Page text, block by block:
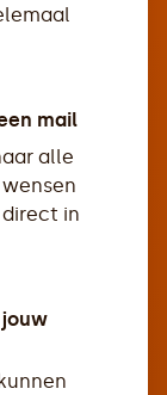
mail
alle
in